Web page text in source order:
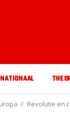
Revolutie en